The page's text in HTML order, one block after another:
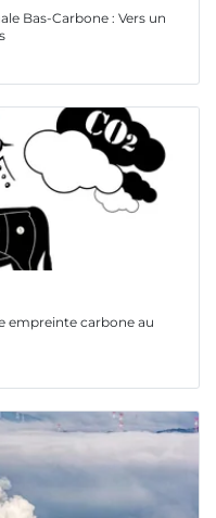
Bas-Carbone : Vers un
empreinte carbone au